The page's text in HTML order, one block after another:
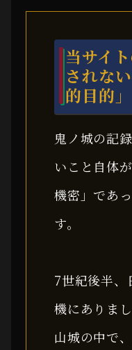
当サイ
されな
的目的」
鬼ノ城の記
いこと自体
機密」であ
す。
7世紀後半
機にありま
山城の中で